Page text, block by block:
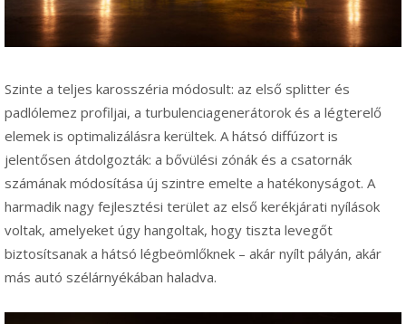
Szinte a teljes karosszéria módosult: az első splitter és
padlólemez profiljai, a turbulenciagenerátorok és a légterelő
elemek is optimalizálásra kerültek. A hátsó diffúzort is
jelentősen átdolgozták: a bővülési zónák és a csatornák
számának módosítása új szintre emelte a hatékonyságot. A
harmadik nagy fejlesztési terület az első kerékjárati nyílások
voltak, amelyeket úgy hangoltak, hogy tiszta levegőt
biztosítsanak a hátsó légbeömlőknek – akár nyílt pályán, akár
más autó szélárnyékában haladva.